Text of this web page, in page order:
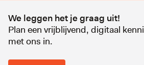
We leggen het je graag uit!
Plan een vrijblijvend, digitaal
met ons in.